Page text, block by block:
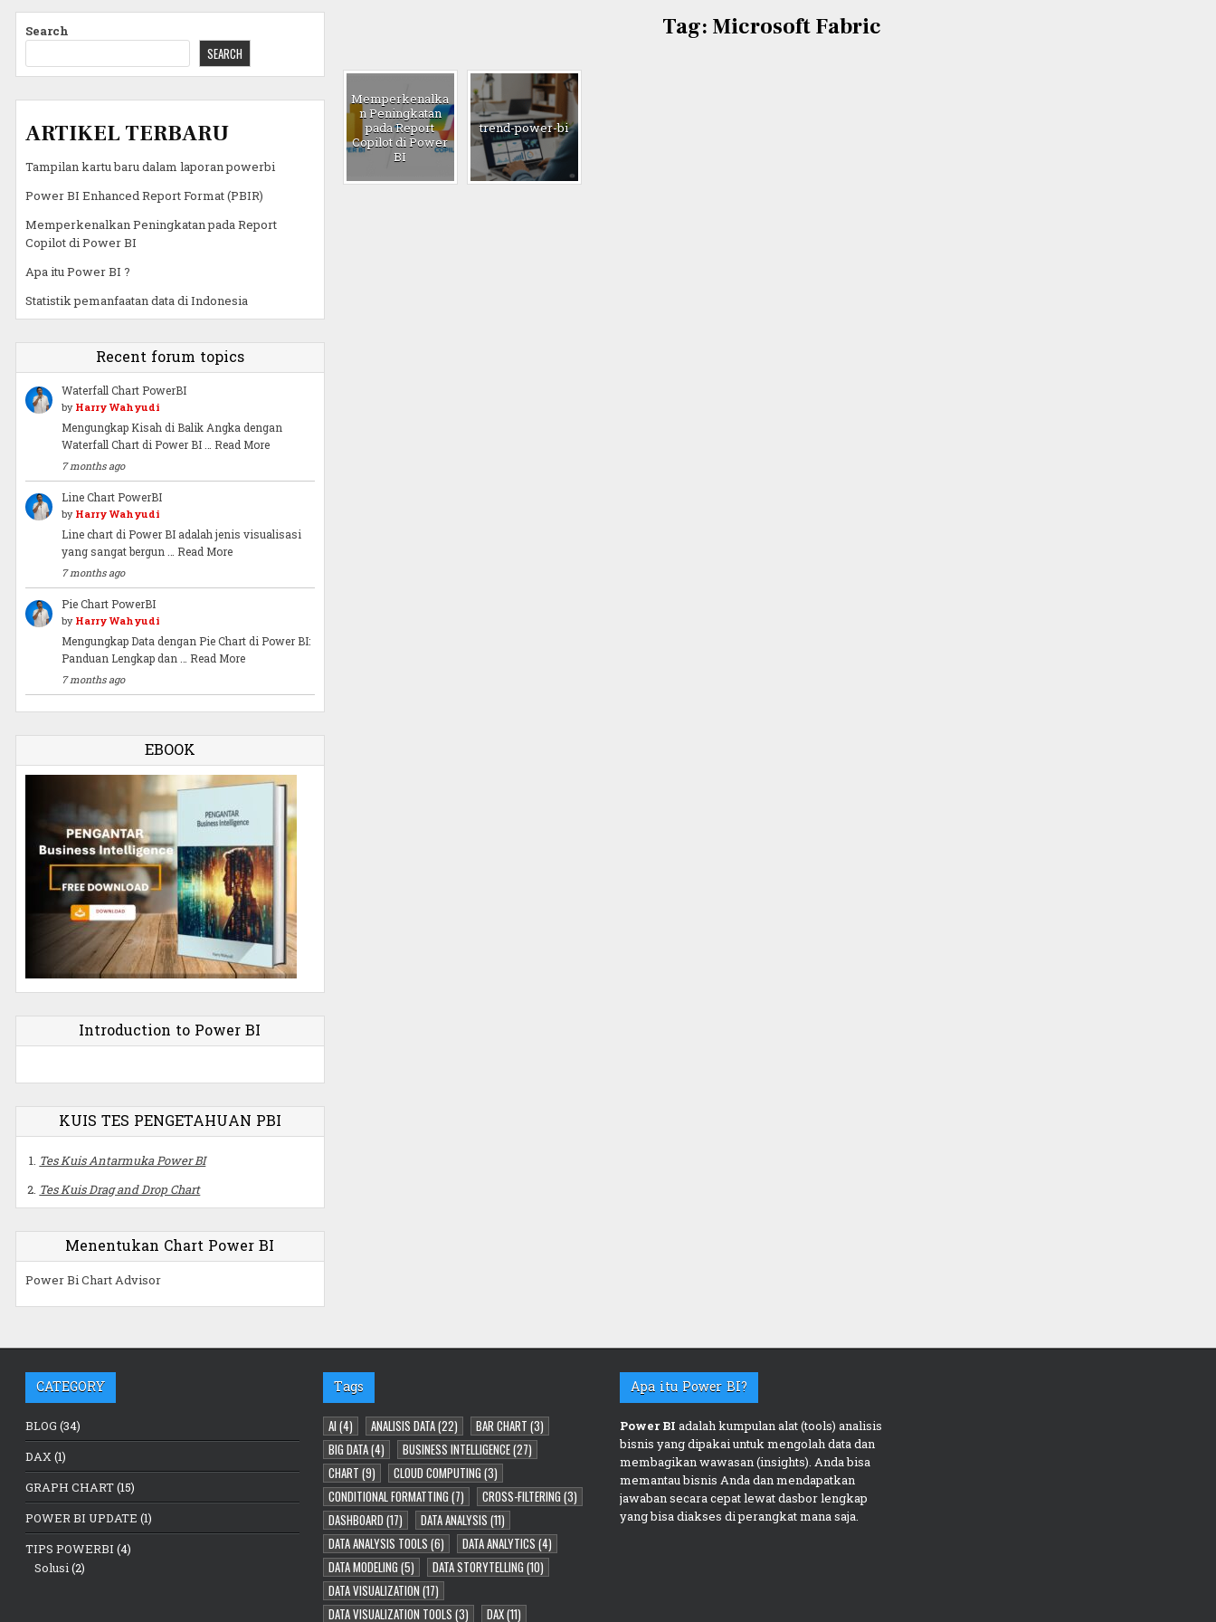
Tag: Microsoft Fabric
Memperkenalka
n Peningkatan
pada Report
Copilot di Power
BI
trend-power-bi
Search
SEARCH
ARTIKEL TERBARU
Tampilan kartu baru dalam laporan powerbi
Power BI Enhanced Report Format (PBIR)
Memperkenalkan Peningkatan pada Report
Copilot di Power BI
Apa itu Power BI ?
Statistik pemanfaatan data di Indonesia
Recent forum topics
Waterfall Chart PowerBI
by Harry Wahyudi
Mengungkap Kisah di Balik Angka dengan
Waterfall Chart di Power BI … Read More
7 months ago
Line Chart PowerBI
by Harry Wahyudi
Line chart di Power BI adalah jenis visualisasi
yang sangat bergun … Read More
7 months ago
Pie Chart PowerBI
by Harry Wahyudi
Mengungkap Data dengan Pie Chart di Power BI:
Panduan Lengkap dan … Read More
7 months ago
EBOOK
Introduction to Power BI
KUIS TES PENGETAHUAN PBI
Tes Kuis Antarmuka Power BI
Tes Kuis Drag and Drop Chart
Menentukan Chart Power BI
Power Bi Chart Advisor
CATEGORY
BLOG (34)
DAX(1)
GRAPH CHART(15)
POWER BI UPDATE (1)
TIPS POWERBI (4)
Solusi(2)
Tags
AI (4) ANALISIS DATA(22) BAR CHART (3)
BIG DATA(4) BUSINESS INTELLIGENCE(27)
CHART (9) CLOUD COMPUTING (3)
CONDITIONAL FORMATTING (7) CROSS-FILTERING (3)
DASHBOARD (17) DATA ANALYSIS (11)
DATA ANALYSIS TOOLS (6) DATA ANALYTICS (4)
DATA MODELING (5) DATA STORYTELLING (10)
DATA VISUALIZATION (17)
DATA VISUALIZATION TOOLS (3) DAX(11)
Apa itu Power BI?
Power BI adalah kumpulan alat (tools) analisis
bisnis yang dipakai untuk mengolah data dan
membagikan wawasan (insights). Anda bisa
memantau bisnis Anda dan mendapatkan
jawaban secara cepat lewat dasbor lengkap
yang bisa diakses di perangkat mana saja.